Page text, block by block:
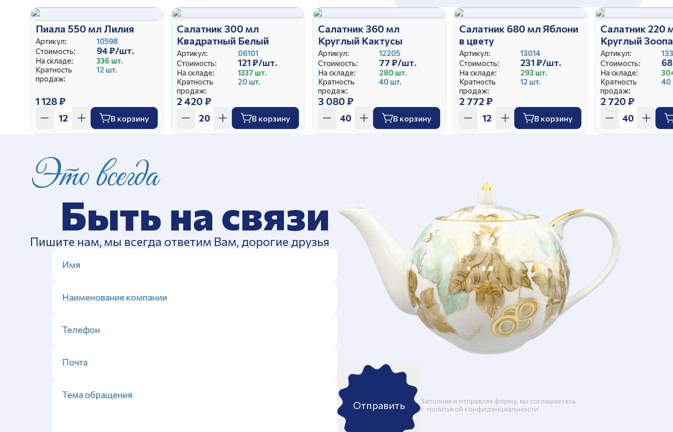
Пиала 550 мл Лилия
Артикул:
10598
Стоимость:
94 ₽/шт.
На складе:
336 шт.
Кратность
продаж:
12 шт.
1 128 ₽
В корзину
Салатник 300 мл
Квадратный Белый
Артикул:
06101
Стоимость:
121 ₽/шт.
На складе:
1337 шт.
Кратность
продаж:
20 шт.
2 420 ₽
В корзину
Салатник 360 мл
Круглый Кактусы
Артикул:
12205
Стоимость:
77 ₽/шт.
На складе:
280 шт.
Кратность
продаж:
40 шт.
3 080 ₽
В корзину
Салатник 680 мл Яблони
в цвету
Артикул:
13014
Стоимость:
231 ₽/шт.
На складе:
293 шт.
Кратность
продаж:
12 шт.
2 772 ₽
В корзину
Салатник 220
Круглый
Артикул:
Стоимость:
На складе:
Кратность
продаж:
40
2 720 ₽
Это всегда
Быть на связи
Пишите нам, мы всегда ответим Вам, дорогие друзья
Отправить
Заполняя и отправляя форму, вы соглашаетесь
c политикой конфиденциальности